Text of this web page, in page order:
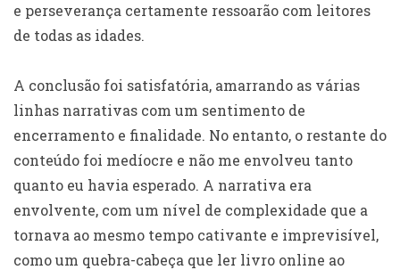
e perseverança certamente ressoarão com leitores
de todas as idades.
A conclusão foi satisfatória, amarrando as várias
linhas narrativas com um sentimento de
encerramento e finalidade. No entanto, o restante do
conteúdo foi medíocre e não me envolveu tanto
quanto eu havia esperado. A narrativa era
envolvente, com um nível de complexidade que a
tornava ao mesmo tempo cativante e imprevisível,
como um quebra-cabeça que ler livro online ao